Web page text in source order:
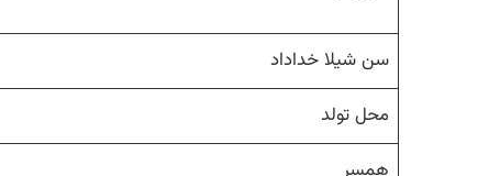
سن شیلا خداداد
محل تولد
همسر